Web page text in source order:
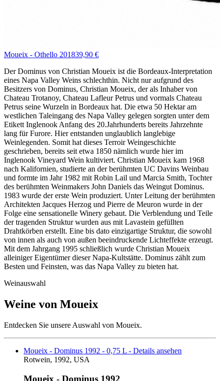
Moueix - Othello 201839,90 €
Der Dominus von Christian Moueix ist die Bordeaux-Interpretation
eines Napa Valley Weins schlechthin. Nicht nur aufgrund des
Besitzers von Dominus, Christian Moueix, der als Inhaber von
Chateau Trotanoy, Chateau Lafleur Petrus und vormals Chateau
Petrus seine Wurzeln in Bordeaux hat. Die etwa 50 Hektar am
westlichen Taleingang des Napa Valley gelegen sorgten unter dem
Etikett Inglenook Anfang des 20.Jahrhunderts bereits Jahrzehnte
lang für Furore. Hier entstanden unglaublich langlebige
Weinlegenden. Somit hat dieses Terroir Weingeschichte
geschrieben, bereits seit etwa 1850 nämlich wurde hier im
Inglenook Vineyard Wein kultiviert. Christian Moueix kam 1968
nach Kalifornien, studierte an der berühmten UC Davins Weinbau
und formte im Jahr 1982 mit Robin Lail und Marcia Smith, Tochter
des berühmten Weinmakers John Daniels das Weingut Dominus.
1983 wurde der erste Wein produziert. Unter Leitung der berühmten
Architekten Jacques Herzog und Pierre de Meuron wurde in der
Folge eine sensationelle Winery gebaut. Die Verblendung und Teile
der tragenden Struktur wurden aus mit Lavastein gefüllten
Drahtkörben erstellt. Eine bis dato einzigartige Struktur, die sowohl
von innen als auch von außen beeindruckende Lichteffekte erzeugt.
Mit dem Jahrgang 1995 schließlich wurde Christian Moueix
alleiniger Eigentümer dieser Napa-Kultstätte. Dominus zählt zum
Besten und Feinsten, was das Napa Valley zu bieten hat.
Weinauswahl
Weine von Moueix
Entdecken Sie unsere Auswahl von Moueix.
Moueix - Dominus 1992 - 0,75 L - Details ansehen
Rotwein, 1992, USA
Moueix - Dominus 1992